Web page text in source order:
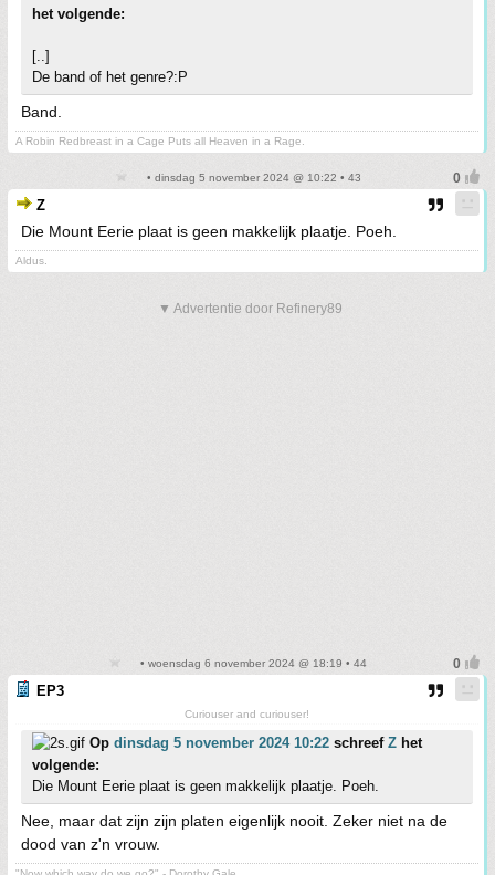
het volgende:
[..]
De band of het genre?:P
Band.
A Robin Redbreast in a Cage Puts all Heaven in a Rage.
• dinsdag 5 november 2024 @ 10:22 • 43
Z
Die Mount Eerie plaat is geen makkelijk plaatje. Poeh.
Aldus.
▼ Advertentie door Refinery89
• woensdag 6 november 2024 @ 18:19 • 44
EP3
Curiouser and curiouser!
Op dinsdag 5 november 2024 10:22 schreef Z het
volgende:
Die Mount Eerie plaat is geen makkelijk plaatje. Poeh.
Nee, maar dat zijn zijn platen eigenlijk nooit. Zeker niet na de
dood van z'n vrouw.